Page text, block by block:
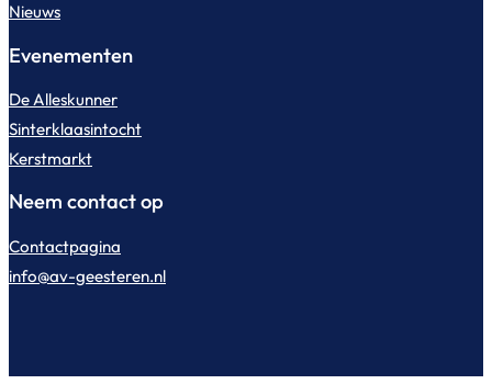
Nieuws
Evenementen
De Alleskunner
Sinterklaasintocht
Kerstmarkt
Neem contact op
Contactpagina
info@av-geesteren.nl